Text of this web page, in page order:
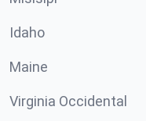
Idaho
Maine
Virginia Occidental